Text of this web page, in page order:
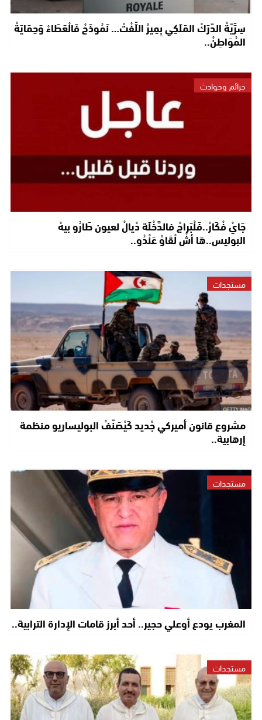
سِرِّيَّةْ الدَّرَكْ المَلَكِي بِمِيرْ اللِّفْتْ… نَمُوذَجْ فَالْعَطَاءْ وَحِمَايَةْ
المُوَاطِنْ..
جرائم وحوادث
جَايْ فْكَارْ..فَلْبَراجْ فالدَّخْلَة دْيالْ لعيون طَارُو بيهْ
البوليس..هَا أشْ لْقَاوْ عَنْدُو..
مستجدات
مشروع قانون أميركي جْديد كَيْصَنَّفْ البوليساريو منظمة
إرهابية..
مستجدات
المغرب يودع أوعلي حجير.. أحد أبرز قامات الإدارة الترابية..
مستجدات